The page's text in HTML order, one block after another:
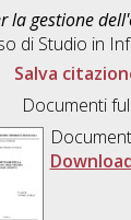
la gestione
di Studio in
Salva
Documenti